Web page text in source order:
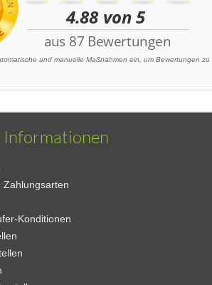
und manuelle Maßnahmen ein, um Bewertungen
Zahlungsarten
Konditionen